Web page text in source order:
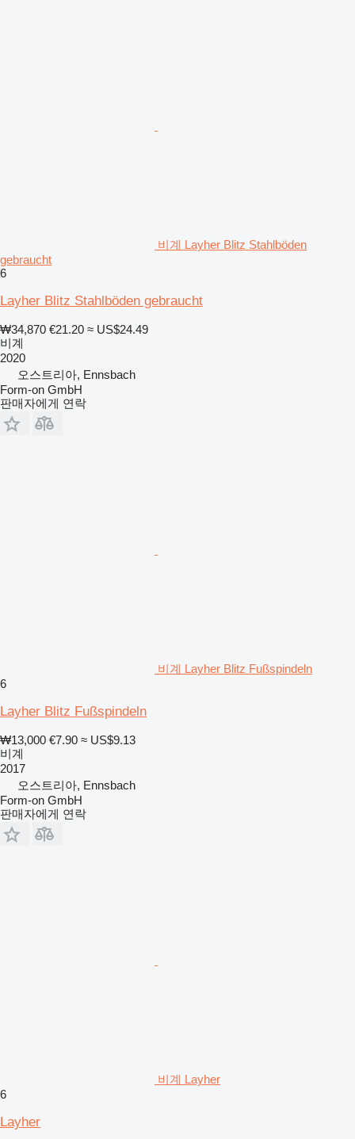
비계 Layher Blitz Stahlböden
gebraucht
6
Layher Blitz Stahlböden gebraucht
₩34,870 €21.20 ≈ US$24.49
비계
2020
오스트리아, Ennsbach
Form-on GmbH
판매자에게 연락
비계 Layher Blitz Fußspindeln
6
Layher Blitz Fußspindeln
₩13,000 €7.90 ≈ US$9.13
비계
2017
오스트리아, Ennsbach
Form-on GmbH
판매자에게 연락
비계 Layher
6
Layher